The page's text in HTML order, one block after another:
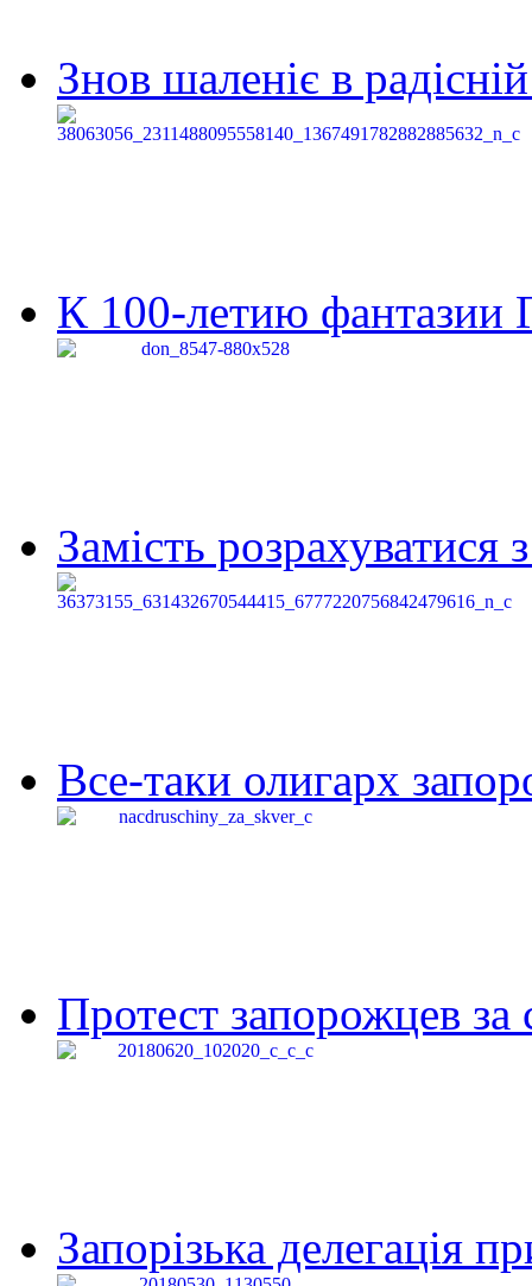
Знов шаленіє в
К 100-летию фантазии
Замість
Все-таки олигарх
Протест запорожцев за
Запорізька делегація